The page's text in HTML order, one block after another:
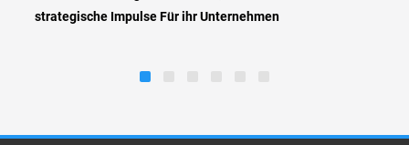
strategische Impulse Für ihr Unternehmen